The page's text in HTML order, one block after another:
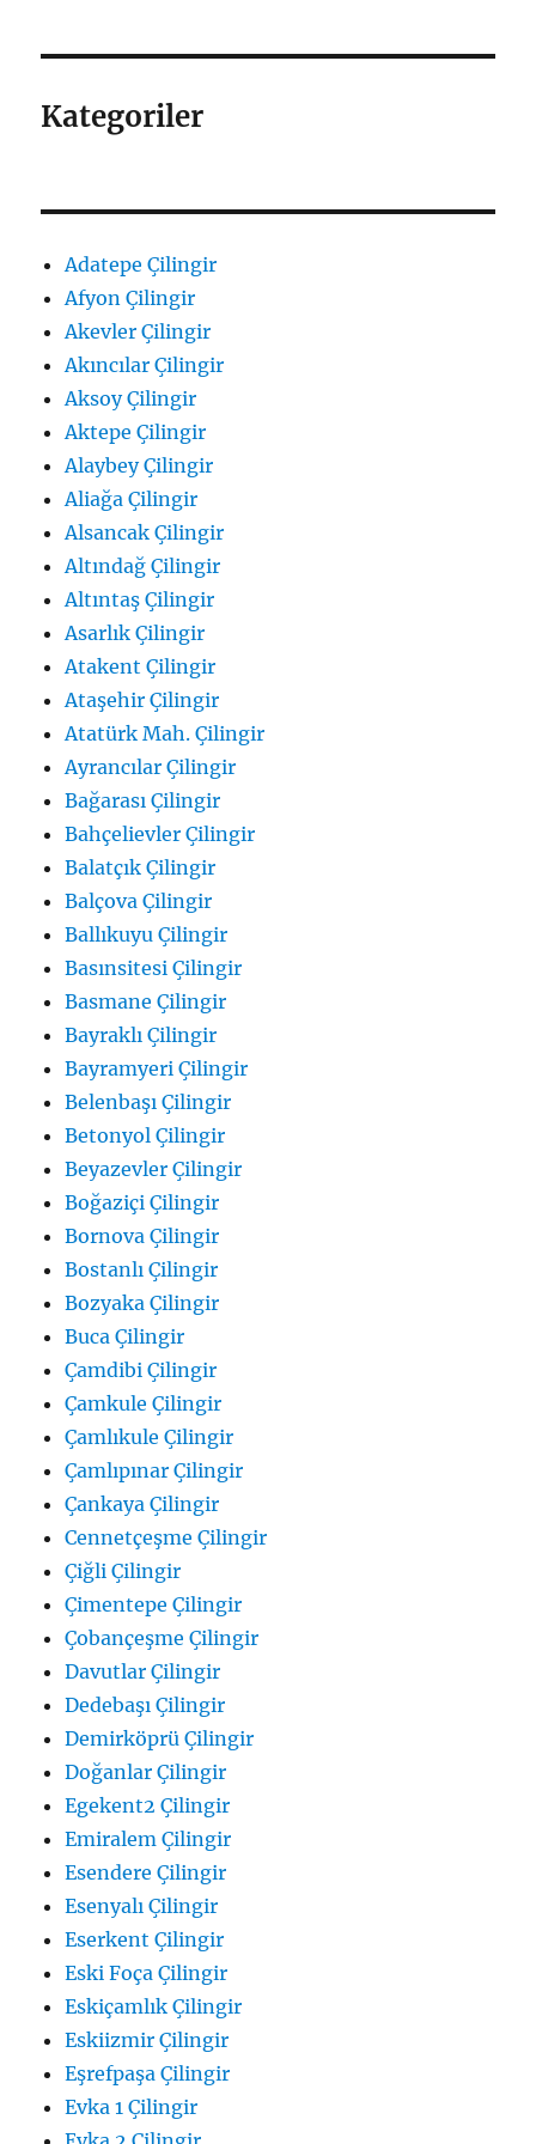
Kategoriler
Adatepe Çilingir
Afyon Çilingir
Akevler Çilingir
Akıncılar Çilingir
Aksoy Çilingir
Aktepe Çilingir
Alaybey Çilingir
Aliağa Çilingir
Alsancak Çilingir
Altındağ Çilingir
Altıntaş Çilingir
Asarlık Çilingir
Atakent Çilingir
Ataşehir Çilingir
Atatürk Mah. Çilingir
Ayrancılar Çilingir
Bağarası Çilingir
Bahçelievler Çilingir
Balatçık Çilingir
Balçova Çilingir
Ballıkuyu Çilingir
Basınsitesi Çilingir
Basmane Çilingir
Bayraklı Çilingir
Bayramyeri Çilingir
Belenbaşı Çilingir
Betonyol Çilingir
Beyazevler Çilingir
Boğaziçi Çilingir
Bornova Çilingir
Bostanlı Çilingir
Bozyaka Çilingir
Buca Çilingir
Çamdibi Çilingir
Çamkule Çilingir
Çamlıkule Çilingir
Çamlıpınar Çilingir
Çankaya Çilingir
Cennetçeşme Çilingir
Çiğli Çilingir
Çimentepe Çilingir
Çobançeşme Çilingir
Davutlar Çilingir
Dedebaşı Çilingir
Demirköprü Çilingir
Doğanlar Çilingir
Egekent2 Çilingir
Emiralem Çilingir
Esendere Çilingir
Esenyalı Çilingir
Eserkent Çilingir
Eski Foça Çilingir
Eskiçamlık Çilingir
Eskiizmir Çilingir
Eşrefpaşa Çilingir
Evka 1 Çilingir